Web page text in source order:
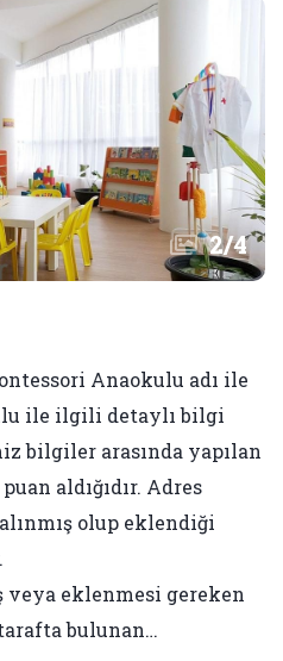
2/4
Anaokulu adı ile
ile ilgili detaylı bilgi
bilgiler arasında yapılan
aldığıdır. Adres
olup eklendiği
veya eklenmesi gereken
bulunan…